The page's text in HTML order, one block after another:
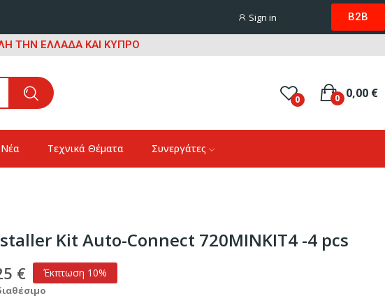
Sign in B2B
ΤΗΝ ΕΛΛΑΔΑ ΚΑΙ ΚΥΠΡΟ
0 0,00 €
0
Νέα Τεχνικά Θέματα Συνεργάτες
Kit Auto-Connect 720MINKIT4 -4 pcs
€ Έκπτωση 10%